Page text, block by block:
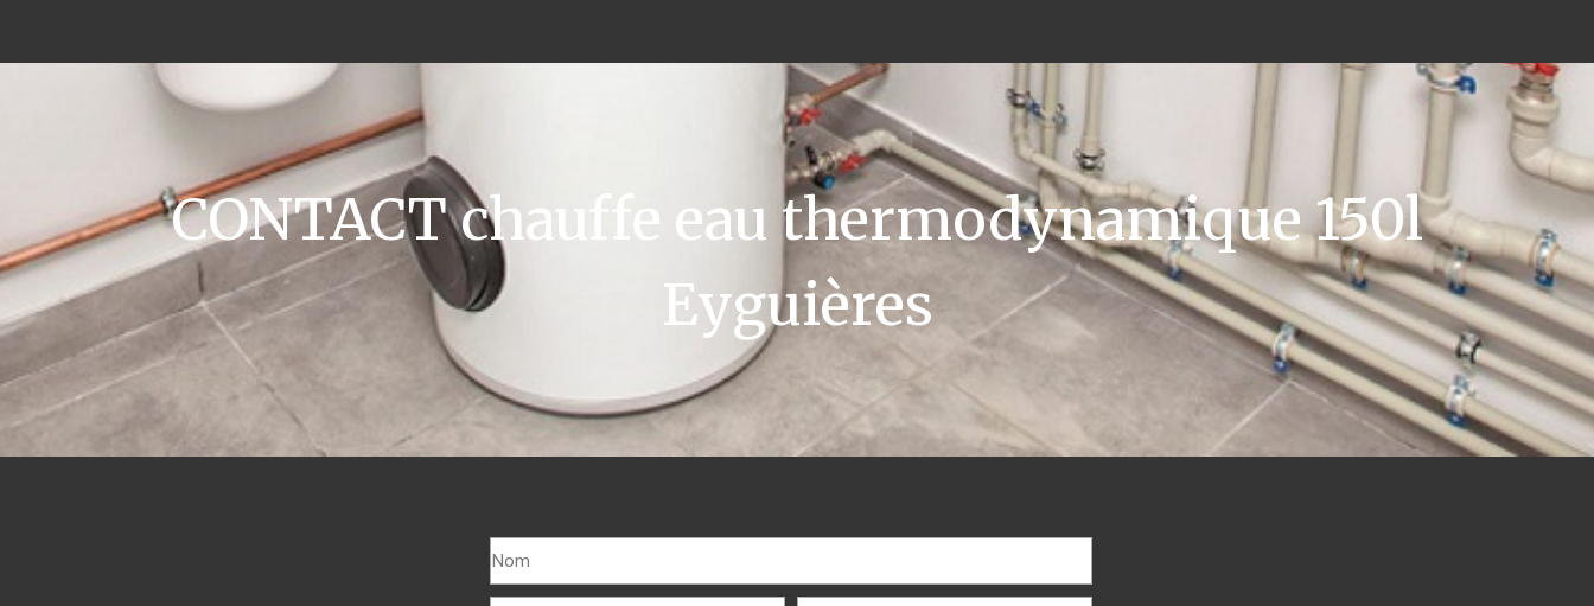
CONTACT chauffe eau thermodynamique 150l
Eyguières